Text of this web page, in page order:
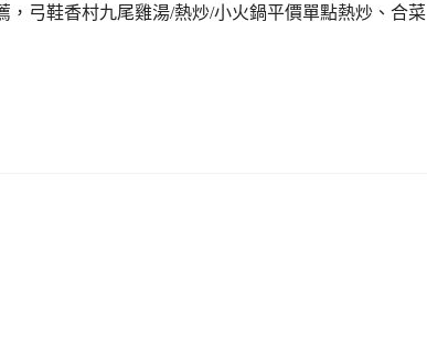
弓鞋香村九尾雞湯/熱炒/小火鍋平價單點熱炒、合菜